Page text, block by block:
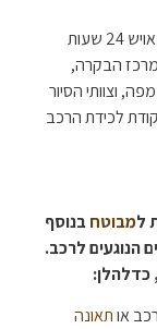
: מחוברת למוקד מבצעי המאויש 24 שעות
הבקרה,
וצוותי הסיור
לכידת הרכב
למבוטחבנוסף
הנוגעים לרכב.
, כדלהלן:
אותאונה